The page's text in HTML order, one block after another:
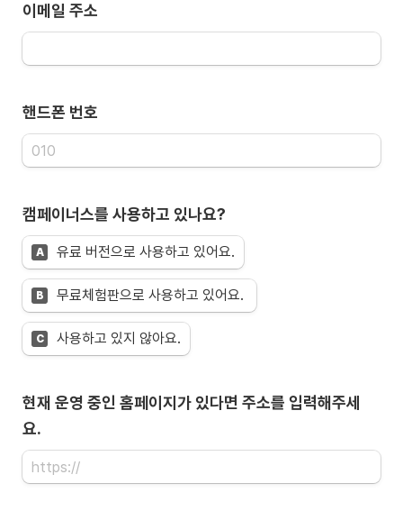
이메일 주소
핸드폰 번호
캠페이너스를 사용하고 있나요?
A 유료 버전으로 사용하고 있어요.
B
C 사용하고 있지 않아요.
현재 운영 중인 홈페이지가 있다면 주소를 입력해주세
요.